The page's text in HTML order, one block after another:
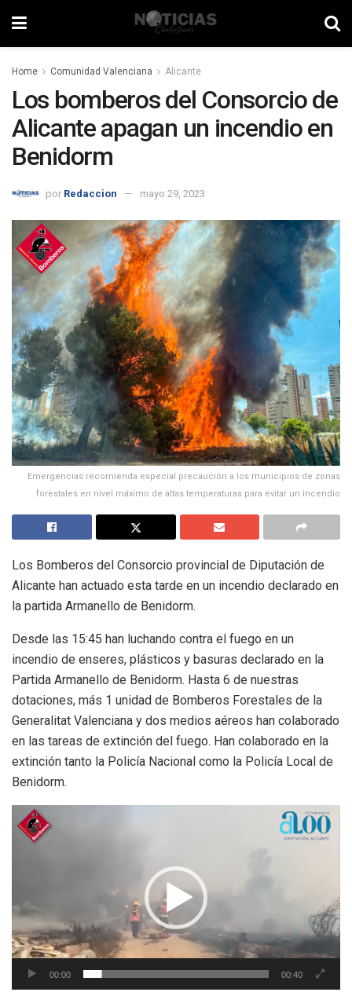
Home Comunidad Valenciana Alicante
Los bomberos del Consorcio de
Alicante apagan un incendio en
Benidorm
por Redaccion mayo 29, 2023
Emergencias recomienda especial precaución a los municipios de zonas
forestales en nivel máximo de altas temperaturas para evitar un incendio
Los Bomberos del Consorcio provincial de Diputación de
Alicante han actuado esta tarde en un incendio declarado en
la partida Armanello de Benidorm.
Desde las 15:45 han luchando contra el fuego en un
incendio de enseres, plásticos y basuras declarado en la
Partida Armanello de Benidorm. Hasta 6 de nuestras
dotaciones, más 1 unidad de Bomberos Forestales de la
Generalitat Valenciana y dos medios aéreos han colaborado
en las tareas de extinción del fuego. Han colaborado en la
extinción tanto la Policía Nacional como la Policía Local de
Benidorm.
Reproductor
de
00:00 00:40